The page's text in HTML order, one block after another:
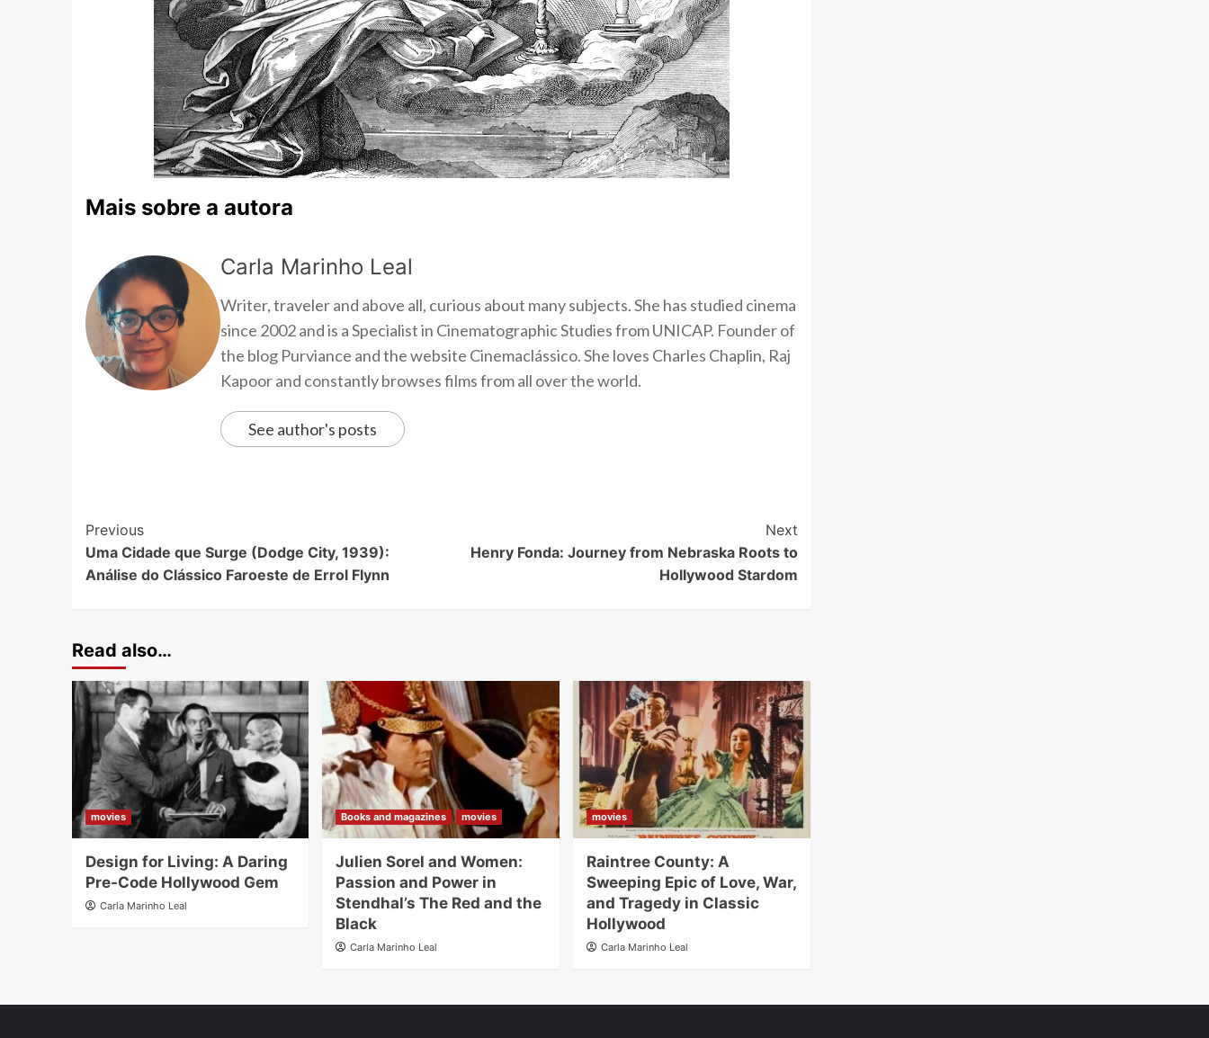
Mais sobre a autora
Carla Marinho Leal
Writer, traveler and above all, curious about many subjects. She has studied cinema
since 2002 and is a Specialist in Cinematographic Studies from UNICAP. Founder of
the blog Purviance and the website Cinemaclássico. She loves Charles Chaplin, Raj
Kapoor and constantly browses films from all over the world.
See author's posts
Previous
Uma Cidade que Surge (Dodge City, 1939):
Análise do Clássico Faroeste de Errol Flynn
Next
Henry Fonda: Journey from Nebraska Roots to
Hollywood Stardom
Read also…
movies
Design for Living: A Daring
Pre-Code Hollywood Gem
Carla Marinho Leal
Books and magazines movies
Julien Sorel and Women:
Passion and Power in
Stendhal’s The Red and the
Black
Carla Marinho Leal
movies
Raintree County: A
Sweeping Epic of Love, War,
and Tragedy in Classic
Hollywood
Carla Marinho Leal